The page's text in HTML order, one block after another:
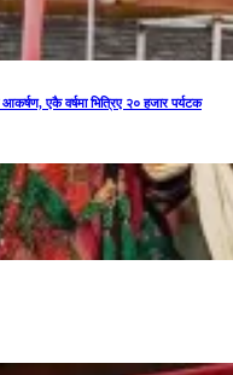
एकै वर्षमा भित्रिए २० हजार पर्यटक